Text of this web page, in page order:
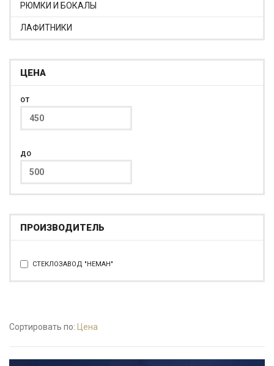
РЮМКИ И БОКАЛЫ
ЛАФИТНИКИ
ЦЕНА
ОТ
ДО
ПРОИЗВОДИТЕЛЬ
СТЕКЛОЗАВОД "НЕМАН"
Сортировать по: Цена